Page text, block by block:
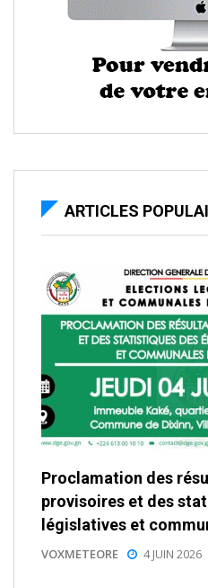
ARTICLES
Proclamation des
provisoires et des
législatives et
VOXMETEORE 4 JUIN 2026